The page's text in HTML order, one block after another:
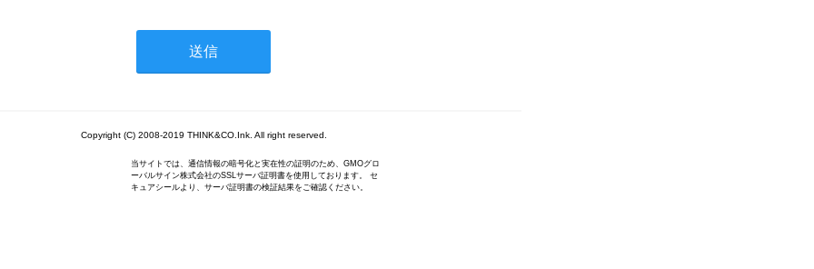
Copyright (C) 2008-2019 THINK&CO.Ink. All right reserved.
当サイトでは、通信情報の暗号化と実在性の証明のため、GMOグロ
ーバルサイン株式会社のSSLサーバ証明書を使用しております。 セ
キュアシールより、サーバ証明書の検証結果をご確認ください。